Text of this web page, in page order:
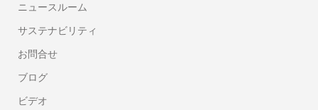
ニュースルーム
サステナビリティ
お問合せ
ブログ
ビデオ